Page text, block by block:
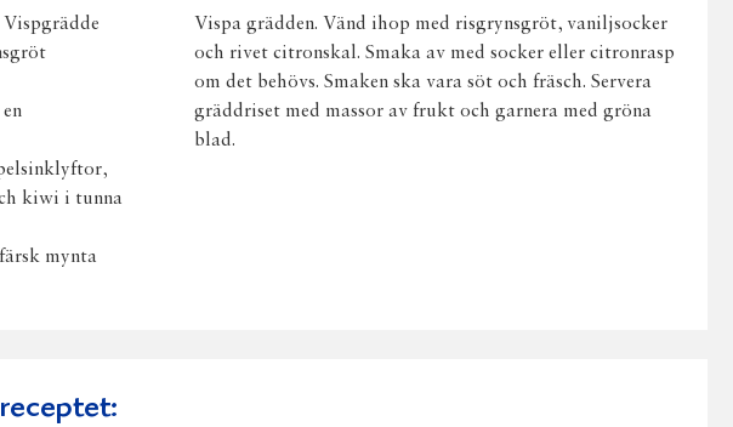
kiwi i tunna
mynta
Vispa grädden. Vänd ihop med risgrynsgröt, vaniljsocker
och rivet citronskal. Smaka av med socker eller citronrasp
om det behövs. Smaken ska vara söt och fräsch. Servera
gräddriset med massor av frukt och garnera med gröna
blad.